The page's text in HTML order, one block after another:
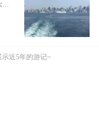
4
近5年的游记~